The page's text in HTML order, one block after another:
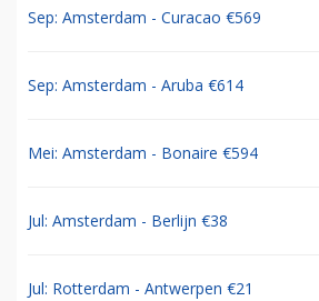
Sep: Amsterdam - Curacao €569
Sep: Amsterdam - Aruba €614
Mei: Amsterdam - Bonaire €594
Jul: Amsterdam - Berlijn €38
Jul: Rotterdam - Antwerpen €21